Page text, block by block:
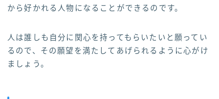
から好かれる人物になることができるのです。
人は誰しも自分に関心を持ってもらいたいと願ってい
るので、その願望を満たしてあげられるように心がけ
ましょう。